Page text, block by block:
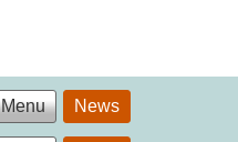
Menu News